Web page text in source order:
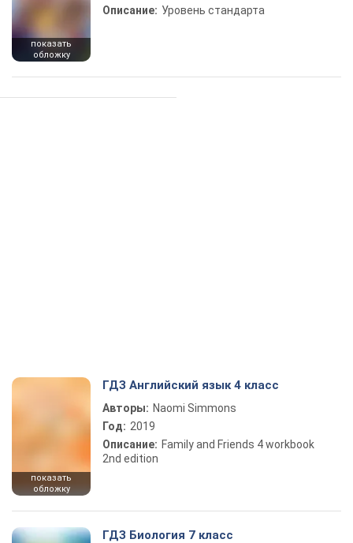
показать
обложку
Описание: Уровень стандарта
показать
обложку
ГДЗ Английский язык 4 класс
Авторы: Naomi Simmons
Год: 2019
Описание: Family and Friends 4 workbook
2nd edition
ГДЗ Биология 7 класс